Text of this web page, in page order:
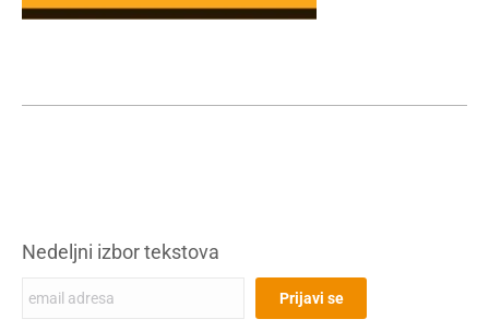
Nedeljni izbor tekstova